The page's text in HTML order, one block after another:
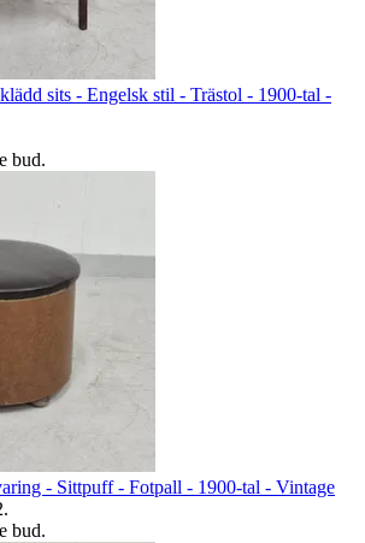
sits - Engelsk stil - Trästol - 1900-tal -
bud.
- Sittpuff - Fotpall - 1900-tal - Vintage
.
bud.